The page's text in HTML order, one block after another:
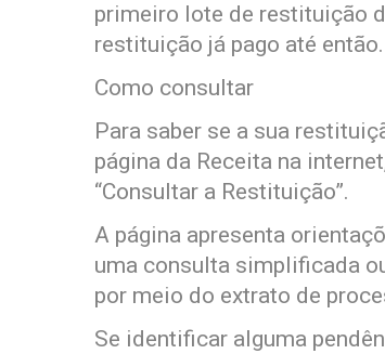
primeiro lote de restituição
restituição já pago até então.
Como consultar
Para saber se a sua
página da Receita na
“Consultar a Restituição”.
A página apresenta
uma consulta simplificada
por meio do extrato de
Se identificar alguma